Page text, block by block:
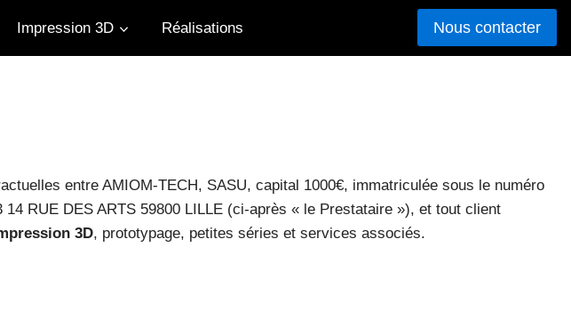
Impression 3D Réalisations Nous contacter
entre AMIOM-TECH, SASU, capital 1000€, immatriculée sous le numéro
RUE DES ARTS 59800 LILLE (ci-après « le Prestataire »), et tout client
3D, prototypage, petites séries et services associés.